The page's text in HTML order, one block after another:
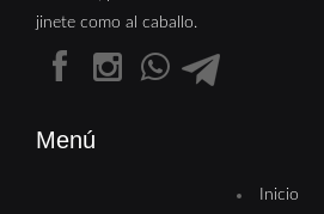
jinete como al caballo.
Menú
Inicio